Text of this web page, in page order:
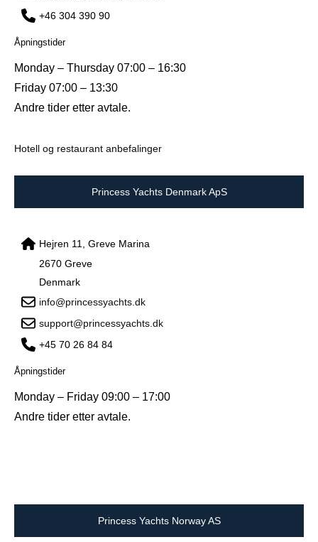
+46 304 390 90
Åpningstider
Monday – Thursday 07:00 – 16:30
Friday 07:00 – 13:30
Andre tider etter avtale.
Hotell og restaurant anbefalinger
Princess Yachts Denmark ApS
Hejren 11, Greve Marina
2670 Greve
Denmark
info@princessyachts.dk
support@princessyachts.dk
+45 70 26 84 84
Åpningstider
Monday – Friday 09:00 – 17:00
Andre tider etter avtale.
Princess Yachts Norway AS